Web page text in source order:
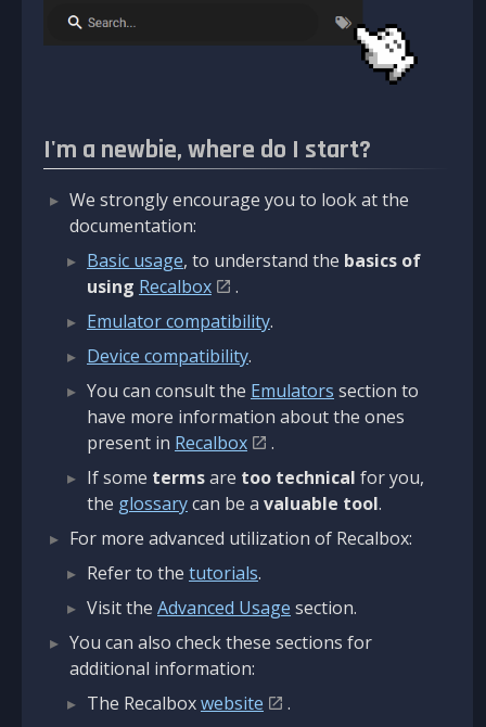
I'm a newbie, where do I start?
We strongly encourage you to look at the
documentation:
Basic usage, to understand the basics of
using Recalbox
.
Emulator compatibility.
Device compatibility.
You can consult the Emulators section to
have more information about the ones
present in Recalbox
.
If some termsare too technical for you,
the glossarycan be a valuable tool.
For more advanced utilization of Recalbox:
Refer to the tutorials.
Visit the Advanced Usage section.
You can also check these sections for
additional information:
The Recalboxwebsite
.